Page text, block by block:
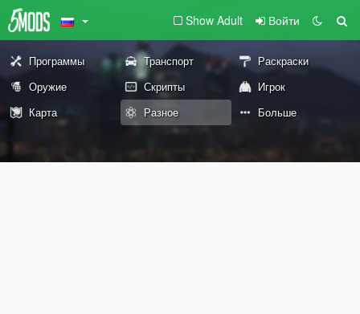
Show Adult Войти
Программы Транспорт
Раскраски
Оружие
Скрипты
Игрок
Карта
Разное Больше